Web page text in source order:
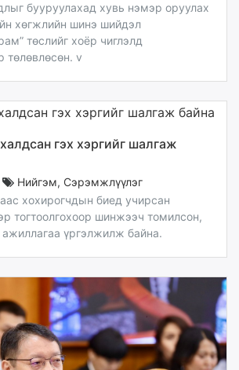
бууруулахад хувь нэмэр оруулах
хөгжлийн шинэ шийдэл
төслийг хоёр чиглэлд
төлөвлөсөн. v
гэх хэргийг шалгаж
Нийгэм, Сэрэмжлүүлэг
хохирогчдын биед учирсан
тогтоолгохоор шинжээч томилсон,
үргэлжилж байна.